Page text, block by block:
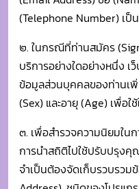
๓. เพื่อสำรวจความนิยมในก
การนำสถิติไปใช้ปรับปรุง
จำเป็นต้องจัดเก็บรวบรวม
Address), ชนิดของโปรแก
เนม (Domain Name), แ
Statistics) ที่ผู้ใช้เยี่ยมชม
๔. เว็บไซต์ขอแนะนำให้ท่า
ข้อมูลส่วนบุคคล (Privacy
จากเว็บไซต์นี้ เพื่อให้ทราบ